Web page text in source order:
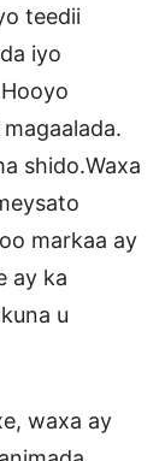
teedii
iyo
shido.Waxa
markaa ay
ay ka
u
waxa ay